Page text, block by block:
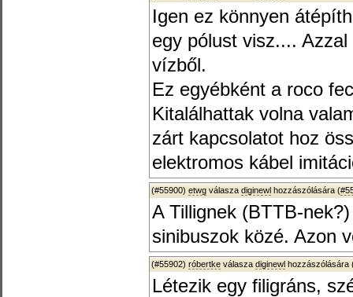
Igen ez könnyen
egy pólust visz....
vízből.
Ez egyébként a roco
Kitalálhattak volna
zárt kapcsolatot hoz
elektromos kábel
(#55900) etwg válasza diginewl hozzászólására (
A Tillignek (BTTB-
sinibuszok közé. Azon
(#55902) róbertke válasza diginewl hozzászólására
Létezik egy filigráns,